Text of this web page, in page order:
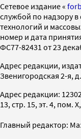
Cетевое издание «
службой по надзору
технологий и
номер и дата
ФС77-82431 от 23
Адрес редакции,
Звенигородская 2-я,
Адрес редакции:
13, стр. 15, эт. 4, пом.
Главный редактор: